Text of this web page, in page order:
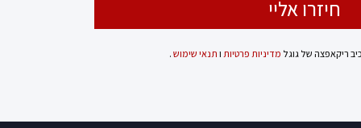
ריקאפצה של גוגל מדיניות פרטיות ו תנאי שימוש.